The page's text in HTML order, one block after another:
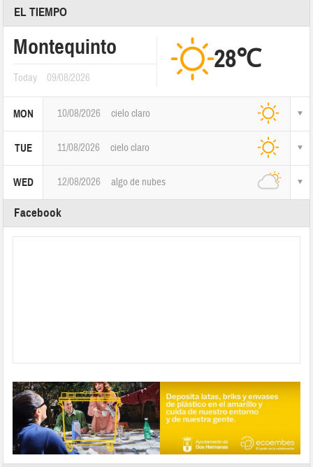
EL TIEMPO
Montequinto
Today 09/08/2026
28℃
MON 10/08/2026 cielo claro
TUE 11/08/2026 cielo claro
WED 12/08/2026 algo de nubes
Facebook